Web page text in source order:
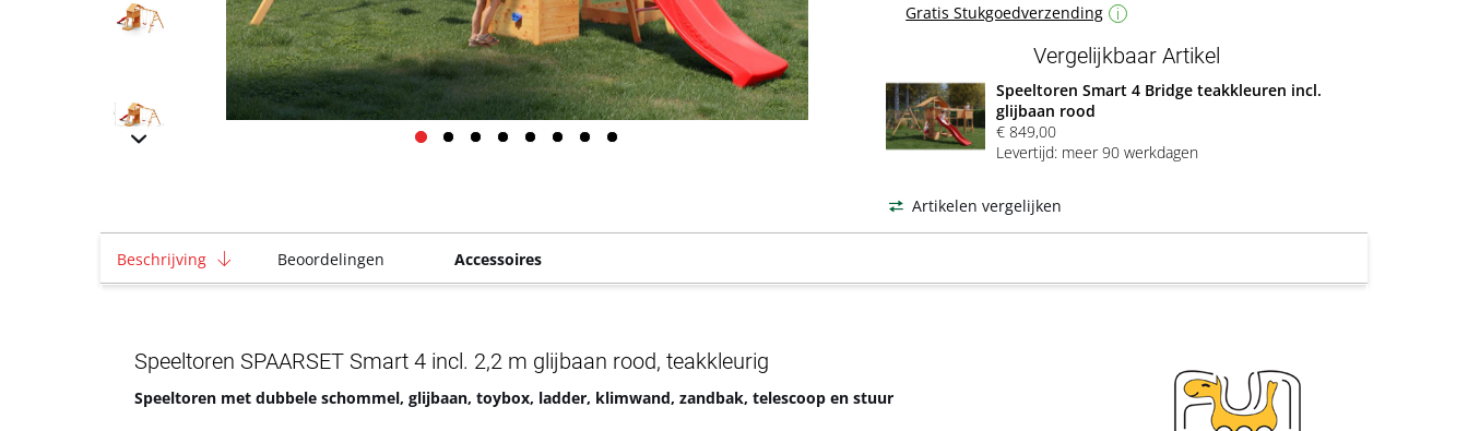
Gratis Stukgoedverzending
i
Vergelijkbaar Artikel
Speeltoren Smart 4 Bridge teakkleuren incl.
glijbaan rood
€ 849,00
Levertijd: meer 90 werkdagen
Artikelen vergelijken
Beschrijving Beoordelingen Accessoires
Speeltoren SPAARSET Smart 4 incl. 2,2 m glijbaan rood, teakkleurig
Speeltoren met dubbele schommel, glijbaan, toybox, ladder, klimwand, zandbak, telescoop en stuur